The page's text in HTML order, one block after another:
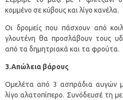
κομμένο σε κύβους και λίγο κανέλα.
Οι δρομείς που πάσχουν από
γλουτένη θα προσλάβουν τους
από τα δημητριακά και τα φρούτα.
3.Απώλεια βάρους
Ομελέτα από 3 ασπράδια αυγών
λίγο αλατοπίπερο. Συνόδευσέ τη